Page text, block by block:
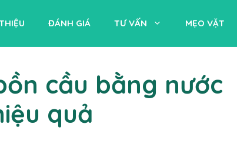
ĐÁNH GIÁ TƯ VẤN MẸO VẶT
cầu bằng nước
quả